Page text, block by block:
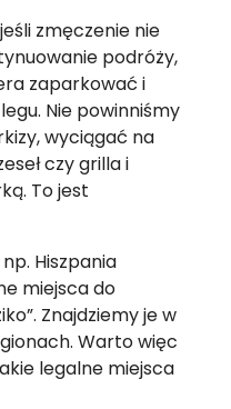
zmęczenie nie
podróży,
zaparkować i
Nie powinniśmy
wyciągać na
czy grilla i
To jest
Hiszpania
miejsca do
Znajdziemy je w
Warto więc
legalne miejsca